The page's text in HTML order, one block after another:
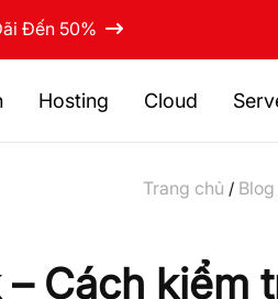
Đến 50%
Hosting Cloud
Trang chủ / Blog
– Cách kiểm